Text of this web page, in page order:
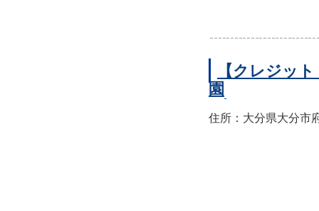
【クレジッ
園
住所：大分県大分市